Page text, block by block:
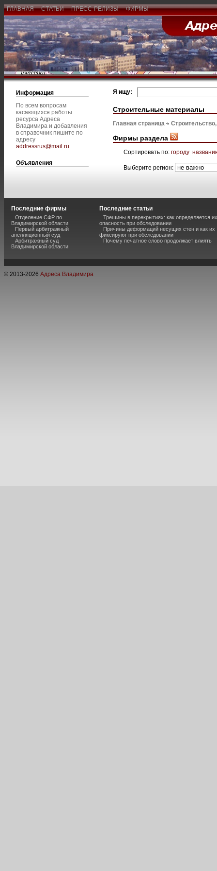
ГЛАВНАЯ СТАТЬИ ПРЕСС-РЕЛИЗЫ ФИРМЫ
Информация
По всем вопросам
касающихся работы
ресурса Адреса
Владимира и добавления
в справочник пишите по
адресу
addressrus@mail.ru.
Объявления
Я ищу:
Строительные материалы
Главная страница
Фирмы раздела
Сортировать по: городу
Выберите регион:
Последние фирмы
Отделение СФР по
Владимирской области
Первый арбитражный
апелляционный суд
Арбитражный суд
Владимирской области
Последние статьи
Трещины в перекрытиях: как определяется их
опасность при обследовании
Причины деформаций несущих стен и как их
фиксируют при обследовании
Почему печатное слово продолжает влиять
© 2013-2026 Адреса Владимира